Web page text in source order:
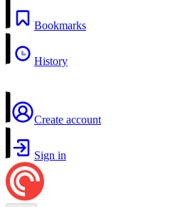
Bookmarks
History
Create account
Sign in